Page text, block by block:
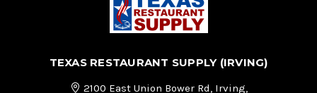
TEXAS RESTAURANT SUPPLY (IRVING)
2100 East Union Bower Rd, Irving,